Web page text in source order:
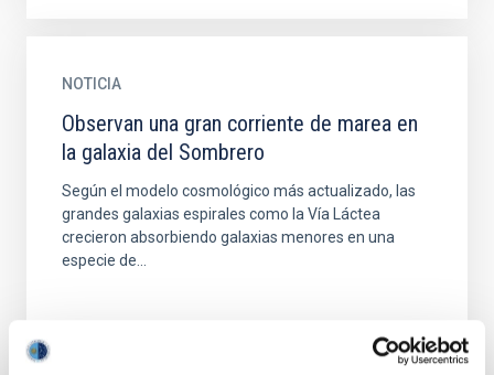
NOTICIA
Observan una gran corriente de marea en
la galaxia del Sombrero
Según el modelo cosmológico más actualizado, las
grandes galaxias espirales como la Vía Láctea
crecieron absorbiendo galaxias menores en una
especie de...